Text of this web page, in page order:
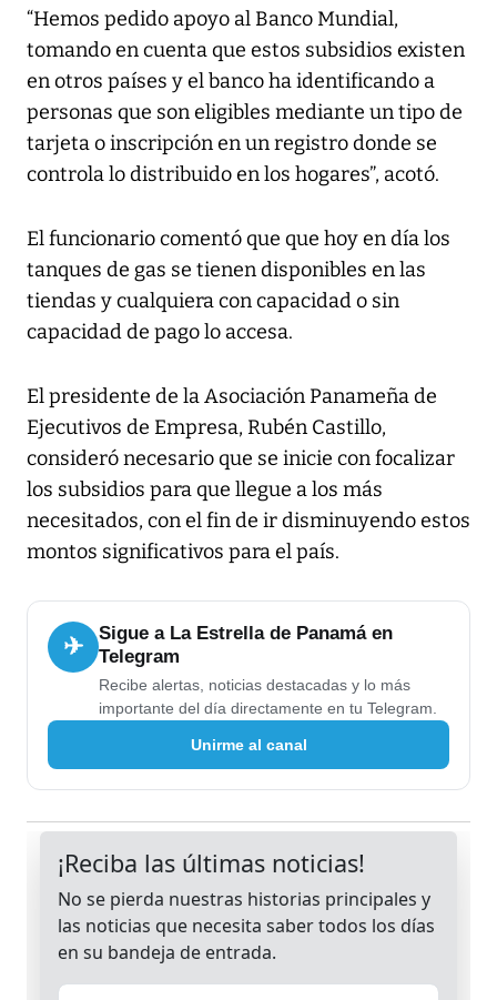
“Hemos pedido apoyo al Banco Mundial,
tomando en cuenta que estos subsidios existen
en otros países y el banco ha identificando a
personas que son eligibles mediante un tipo de
tarjeta o inscripción en un registro donde se
controla lo distribuido en los hogares”, acotó.
El funcionario comentó que que hoy en día los
tanques de gas se tienen disponibles en las
tiendas y cualquiera con capacidad o sin
capacidad de pago lo accesa.
El presidente de la Asociación Panameña de
Ejecutivos de Empresa, Rubén Castillo,
consideró necesario que se inicie con focalizar
los subsidios para que llegue a los más
necesitados, con el fin de ir disminuyendo estos
montos significativos para el país.
✈
Sigue a La Estrella de Panamá en
Telegram
Recibe alertas, noticias destacadas y lo más
importante del día directamente en tu Telegram.
Unirme al canal